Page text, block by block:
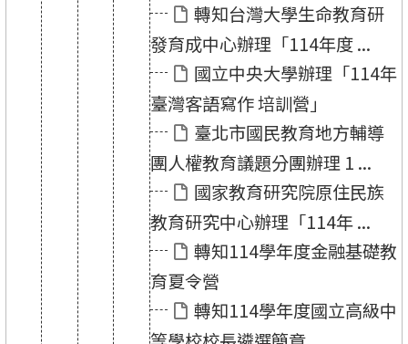
轉知台灣大學生命教育研
發育成中心辦理「114年度 ...
國立中央大學辦理「114年
臺灣客語寫作 培訓營」
臺北市國民教育地方輔導
團人權教育議題分團辦理 1 ...
國家教育研究院原住民族
教育研究中心辦理「114年 ...
轉知114學年度金融基礎教
育夏令營
轉知114學年度國立高級中